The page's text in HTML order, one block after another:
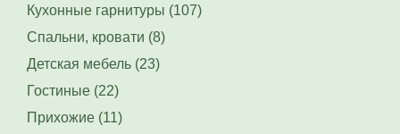
Кухонные гарнитуры (107)
Спальни, кровати (8)
Детская мебель (23)
Гостиные (22)
Прихожие (11)